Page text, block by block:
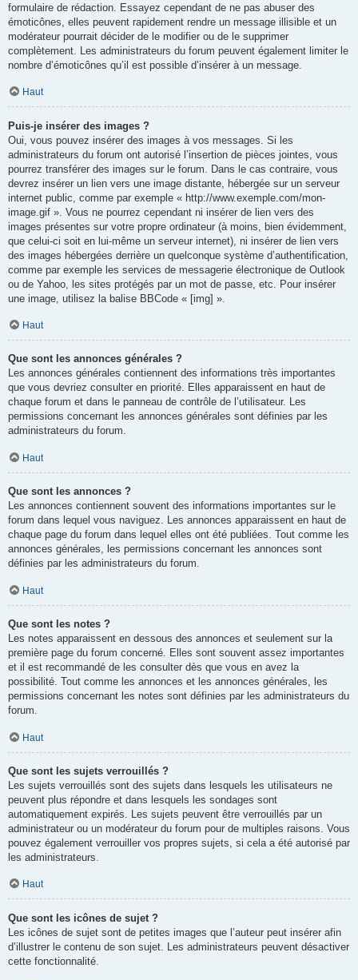
formulaire de rédaction. Essayez cependant de ne pas abuser des
émoticônes, elles peuvent rapidement rendre un message illisible et un
modérateur pourrait décider de le modifier ou de le supprimer
complètement. Les administrateurs du forum peuvent également limiter le
nombre d’émoticônes qu’il est possible d’insérer à un message.
Haut
Puis-je insérer des images ?
Oui, vous pouvez insérer des images à vos messages. Si les
administrateurs du forum ont autorisé l’insertion de pièces jointes, vous
pourrez transférer des images sur le forum. Dans le cas contraire, vous
devrez insérer un lien vers une image distante, hébergée sur un serveur
internet public, comme par exemple « http://www.exemple.com/mon-
image.gif ». Vous ne pourrez cependant ni insérer de lien vers des
images présentes sur votre propre ordinateur (à moins, bien évidemment,
que celui-ci soit en lui-même un serveur internet), ni insérer de lien vers
des images hébergées derrière un quelconque système d’authentification,
comme par exemple les services de messagerie électronique de Outlook
ou de Yahoo, les sites protégés par un mot de passe, etc. Pour insérer
une image, utilisez la balise BBCode « [img] ».
Haut
Que sont les annonces générales ?
Les annonces générales contiennent des informations très importantes
que vous devriez consulter en priorité. Elles apparaissent en haut de
chaque forum et dans le panneau de contrôle de l’utilisateur. Les
permissions concernant les annonces générales sont définies par les
administrateurs du forum.
Haut
Que sont les annonces ?
Les annonces contiennent souvent des informations importantes sur le
forum dans lequel vous naviguez. Les annonces apparaissent en haut de
chaque page du forum dans lequel elles ont été publiées. Tout comme les
annonces générales, les permissions concernant les annonces sont
définies par les administrateurs du forum.
Haut
Que sont les notes ?
Les notes apparaissent en dessous des annonces et seulement sur la
première page du forum concerné. Elles sont souvent assez importantes
et il est recommandé de les consulter dès que vous en avez la
possibilité. Tout comme les annonces et les annonces générales, les
permissions concernant les notes sont définies par les administrateurs du
forum.
Haut
Que sont les sujets verrouillés ?
Les sujets verrouillés sont des sujets dans lesquels les utilisateurs ne
peuvent plus répondre et dans lesquels les sondages sont
automatiquement expirés. Les sujets peuvent être verrouillés par un
administrateur ou un modérateur du forum pour de multiples raisons. Vous
pouvez également verrouiller vos propres sujets, si cela a été autorisé par
les administrateurs.
Haut
Que sont les icônes de sujet ?
Les icônes de sujet sont de petites images que l’auteur peut insérer afin
d’illustrer le contenu de son sujet. Les administrateurs peuvent désactiver
cette fonctionnalité.